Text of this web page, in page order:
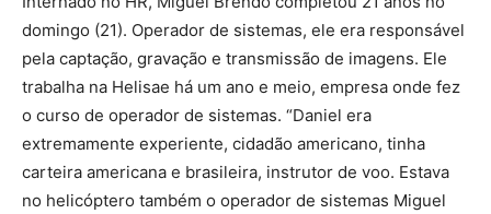
domingo (21). Operador de sistemas, ele era responsável
pela captação, gravação e transmissão de imagens. Ele
trabalha na Helisae há um ano e meio, empresa onde fez
o curso de operador de sistemas. “Daniel era
extremamente experiente, cidadão americano, tinha
carteira americana e brasileira, instrutor de voo. Estava
no helicóptero também o operador de sistemas Miguel